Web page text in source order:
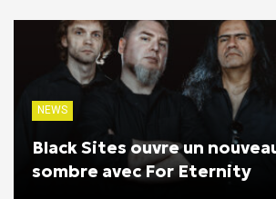
NEWS
Black Sites ouvre un
sombre avec For Eternity